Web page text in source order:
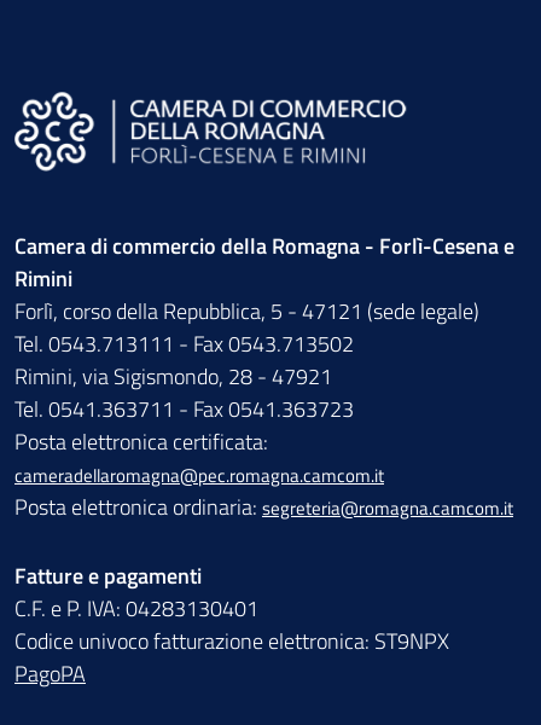
Camera di commercio della Romagna - Forlì-Cesena e
Rimini
Forlì, corso della Repubblica, 5 - 47121 (sede legale)
Tel. 0543.713111 - Fax 0543.713502
Rimini, via Sigismondo, 28 - 47921
Tel. 0541.363711 - Fax 0541.363723
Posta elettronica certificata:
cameradellaromagna@pec.romagna.camcom.it
Posta elettronica ordinaria: segreteria@romagna.camcom.it
Fatture e pagamenti
C.F. e P. IVA: 04283130401
Codice univoco fatturazione elettronica: ST9NPX
PagoPA